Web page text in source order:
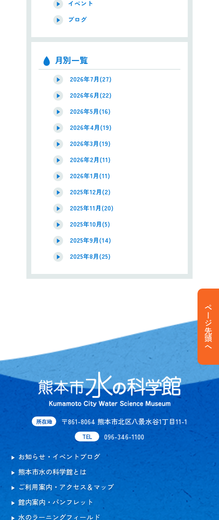
イベント
ブログ
月別一覧
2026年7月(27)
2026年6月(22)
2026年5月(16)
2026年4月(19)
2026年3月(19)
2026年2月(11)
2026年1月(11)
2025年12月(2)
2025年11月(20)
2025年10月(5)
2025年9月(14)
2025年8月(25)
ページ先頭へ
所在地 〒861-8064 熊本市北区八景水谷1丁目11-1
TEL 096-346-1100
お知らせ・イベントブログ
熊本市水の科学館とは
ご利用案内・アクセス＆マップ
館内案内・パンフレット
水のラーニングフィールド